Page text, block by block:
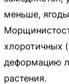
меньше,
хлоротичных
деформацию
растения.